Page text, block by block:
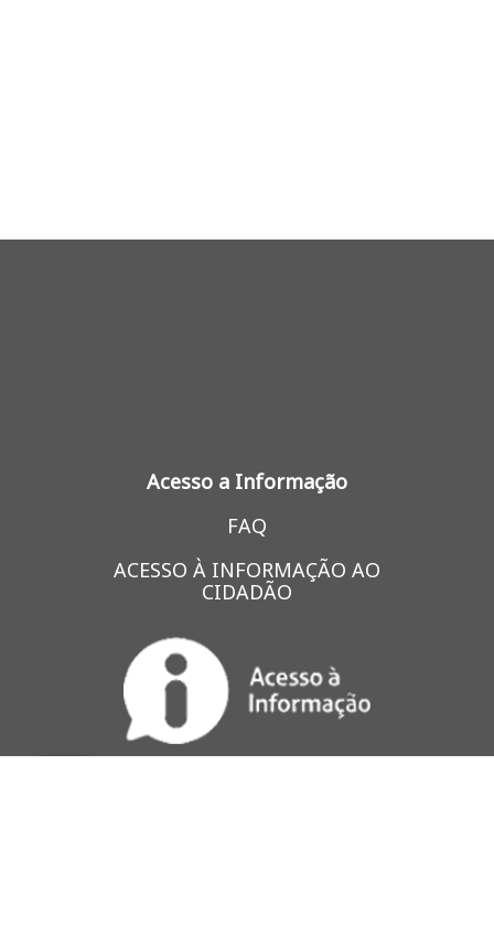
Acesso a Informação
FAQ
ACESSO À INFORMAÇÃO AO
CIDADÃO